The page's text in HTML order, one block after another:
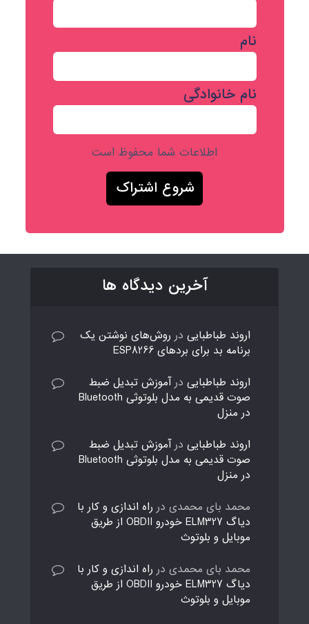
نام
نام خانوادگی
اطلاعات شما محفوظ است
آخرین دیدگاه ها
اروند طباطبایی در روش‌های نوشتن یک
برنامه بد برای بردهای ESP8266
اروند طباطبایی درآموزش تبدیل ضبط
صوت قدیمی به مدل بلوتوثی Bluetooth
در منزل
اروند طباطبایی درآموزش تبدیل ضبط
صوت قدیمی به مدل بلوتوثی Bluetooth
در منزل
محمد بای محمدی در راه اندازی و کار با
دیاگ ELM327 خودرو OBDII از طریق
موبایل و بلوتوث
محمد بای محمدی در راه اندازی و کار با
دیاگ ELM327 خودرو OBDII از طریق
موبایل و بلوتوث